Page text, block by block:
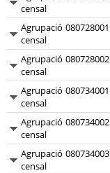
censal
Agrupació
censal
080728001
Agrupació
censal
080728002
Agrupació
censal
080734001
Agrupació
censal
080734002
Agrupació
censal
080734003